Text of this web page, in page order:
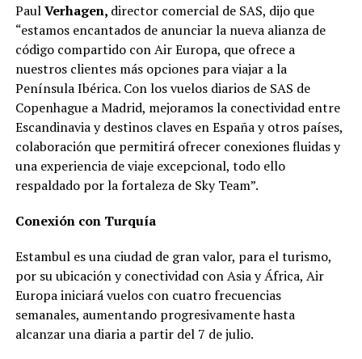
PaulVerhagen, director comercial de SAS, dijo que
“estamos encantados de anunciar la nueva alianza de
código compartido con Air Europa, que ofrece a
nuestros clientes más opciones para viajar a la
Península Ibérica. Con los vuelos diarios de SAS de
Copenhague a Madrid, mejoramos la conectividad entre
Escandinavia y destinos claves en España y otros países,
colaboración que permitirá ofrecer conexiones fluidas y
una experiencia de viaje excepcional, todo ello
respaldado por la fortaleza de Sky Team”.
Conexión con Turquía
Estambul es una ciudad de gran valor, para el turismo,
por su ubicación y conectividad con Asia y África, Air
Europa iniciará vuelos con cuatro frecuencias
semanales, aumentando progresivamente hasta
alcanzar una diaria a partir del 7 de julio.